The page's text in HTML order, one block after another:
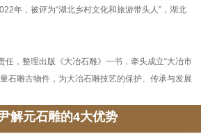
年，被评为“湖北乡村文化和旅游带头人”，湖北
任，整理出版《大冶石雕》一书，牵头成立“大冶市
石雕古物件，为大冶石雕技艺的保护、传承与发展
解元石雕的4大优势